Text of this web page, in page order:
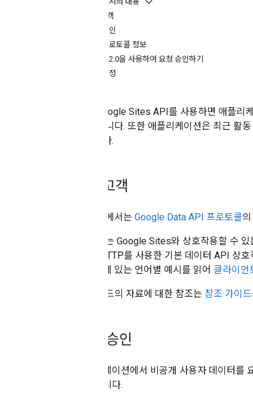
잠재고객
요청 승인
승인 프로토콜 정보
OAuth 2.0을 사용하여 요청 승인하기
버전 지정
기존 Google Sites API를 사용하면 애플리
수 있습니다. 또한 애플리케이션은 최근
있습니다.
잠재고객
이 문서에서는 Google Data API 프로토콜
이 문서는 Google Sites와 상호작용할 수
XML/HTTP를 사용한 기본 데이터 API 상
가이드에 있는 언어별 예시를 읽어 클라이언
이 가이드의 자료에 대한 참조는 참조 가이드
요청 승인
애플리케이션에서 비공개 사용자 데이터
식별합니다.